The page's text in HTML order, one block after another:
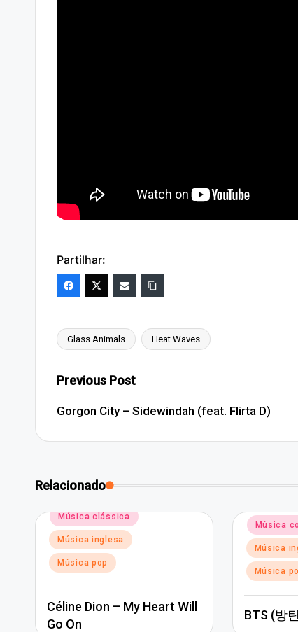
Partilhar:
Tags:
Glass Animals Heat Waves
Post
navigation
Previous Post
Gorgon City – Sidewindah (feat. Flirta D)
Relacionado
Posted
in
Música clássica
Música inglesa
Música pop
Céline Dion – My Heart Will
Go On
Posted
in
Música
Música
Música
BTS (방